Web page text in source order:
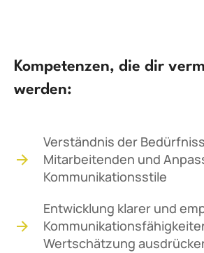
Kompetenzen, die dir
werden:
Verständnis der
Mitarbeitenden und
Kommunikationsstile
Entwicklung klarer und
Wertschätzung